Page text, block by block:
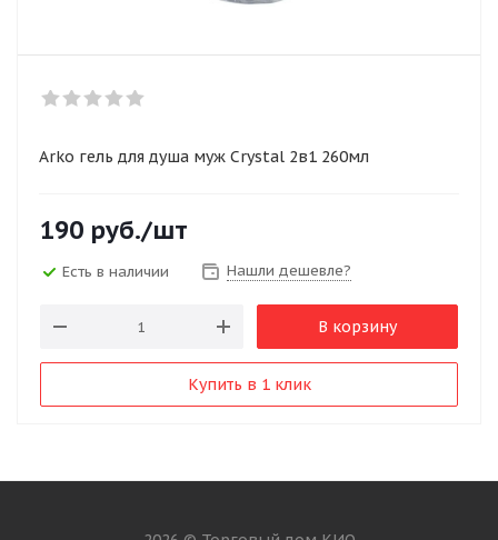
Arko гель для душа муж Crystal 2в1 260мл
190 руб./шт
Есть в наличии Нашли дешевле?
В корзину
Купить в 1 клик